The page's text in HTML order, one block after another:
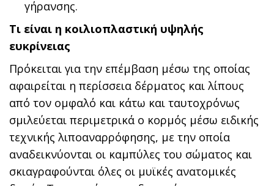
γήρανσης.
Τι είναι η κοιλιοπλαστική υψηλής
ευκρίνειας
Πρόκειται για την επέμβαση μέσω της οποίας
αφαιρείται η περίσσεια δέρματος και λίπους
από τον ομφαλό και κάτω και ταυτοχρόνως
σμιλεύεται περιμετρικά ο κορμός μέσω ειδικής
τεχνικής λιποαναρρόφησης, με την οποία
αναδεικνύονται οι καμπύλες του σώματος και
σκιαγραφούνται όλες οι μυϊκές ανατομικές